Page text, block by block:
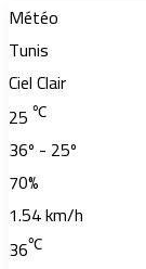
Météo
Tunis
Ciel Clair
25 ℃
36º - 25º
70%
1.54 km/h
36℃